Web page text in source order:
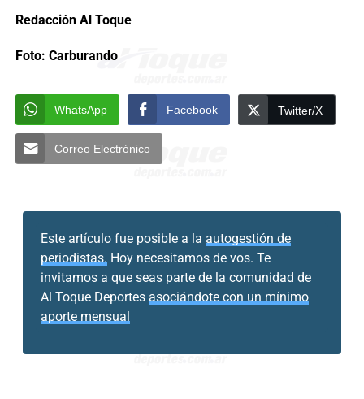
Redacción Al Toque
Foto: Carburando
WhatsApp Facebook Twitter/X
Correo Electrónico
Este artículo fue posible a la autogestión de
periodistas. Hoy necesitamos de vos. Te
invitamos a que seas parte de la comunidad de
Al Toque Deportes asociándote con un mínimo
aporte mensual